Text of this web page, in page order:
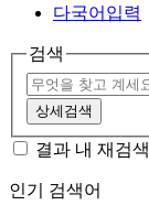
다국어입력
검색
상세검색
결과 내 재검색
인기 검색어